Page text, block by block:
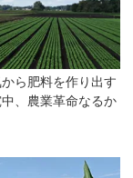
ら肥料を作り出す
、農業革命なるか